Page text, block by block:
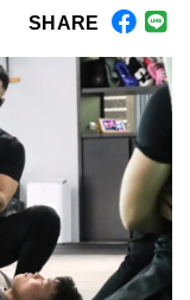
SHARE